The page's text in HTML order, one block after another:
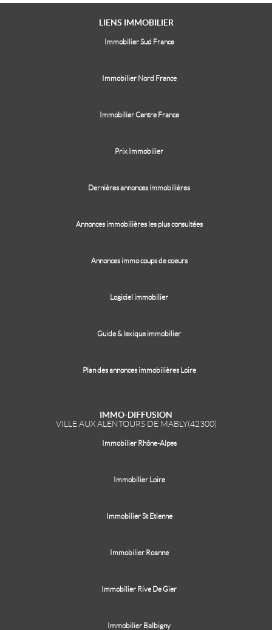
LIENS IMMOBILIER
Immobilier Sud France
Immobilier Nord France
Immobilier Centre France
Prix Immobilier
Dernières annonces immobilières
Annonces immobilières les plus consultées
Annonces immo coups de coeurs
Logiciel immobilier
Guide & lexique immobilier
Plan des annonces immobilières Loire
IMMO-DIFFUSION
VILLE AUX ALENTOURS DE MABLY(42300)
Immobilier Rhône-Alpes
Immobilier Loire
Immobilier St Etienne
Immobilier Roanne
Immobilier Rive De Gier
Immobilier Balbigny